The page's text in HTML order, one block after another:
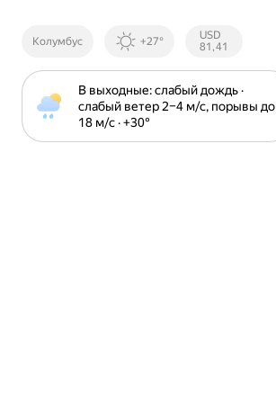
Колумбус +27°
Курсы ЦБ
РФ
USD
81,41
В выходные: слабый дождь ·
слабый ветер 2⁠–⁠4 м⁠/⁠с, порывы до
18 м⁠/⁠с · +30⁠°